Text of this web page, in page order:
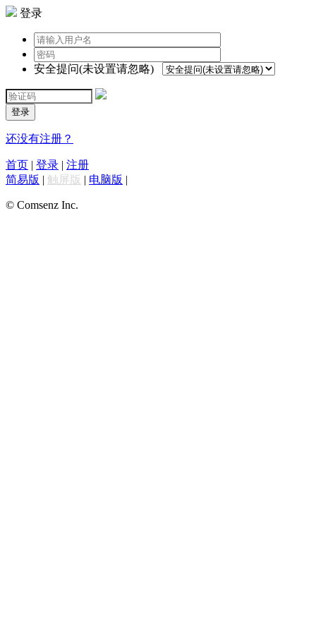
登录
安全提问(未设置请忽略)
登录
还没有注册？
首页 | 登录 | 注册
简易版 | 触屏版 | 电脑版 |
© Comsenz Inc.